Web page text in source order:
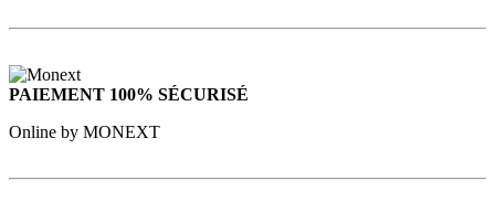
PAIEMENT 100% SÉCURISÉ
Online by MONEXT